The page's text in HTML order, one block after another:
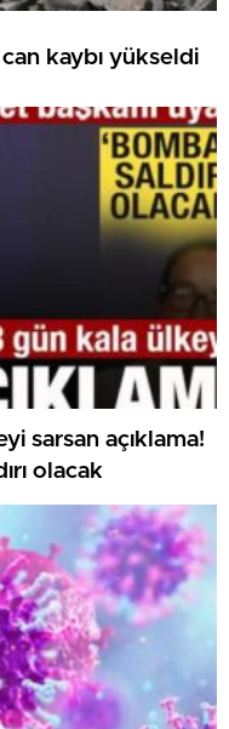
kaybı yükseldi
sarsan açıklama!
olacak